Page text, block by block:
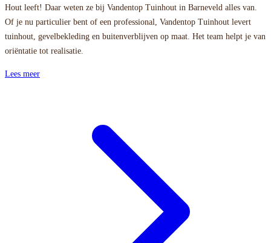
Hout leeft! Daar weten ze bij Vandentop Tuinhout in Barneveld alles van.
Of je nu particulier bent of een professional, Vandentop Tuinhout levert
tuinhout, gevelbekleding en buitenverblijven op maat. Het team helpt je van
oriëntatie tot realisatie.
Lees meer